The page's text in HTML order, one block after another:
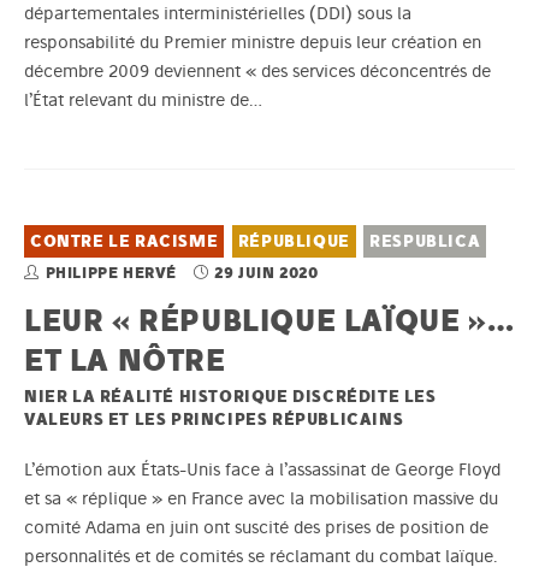
départementales interministérielles (DDI) sous la
responsabilité du Premier ministre depuis leur création en
décembre 2009 deviennent « des services déconcentrés de
l’État relevant du ministre de…
CONTRE LE RACISME RÉPUBLIQUE RESPUBLICA
PHILIPPE HERVÉ 29 JUIN 2020
LEUR « RÉPUBLIQUE LAÏQUE »…
ET LA NÔTRE
NIER LA RÉALITÉ HISTORIQUE DISCRÉDITE LES
VALEURS ET LES PRINCIPES RÉPUBLICAINS
L’émotion aux États-Unis face à l’assassinat de George Floyd
et sa « réplique » en France avec la mobilisation massive du
comité Adama en juin ont suscité des prises de position de
personnalités et de comités se réclamant du combat laïque.